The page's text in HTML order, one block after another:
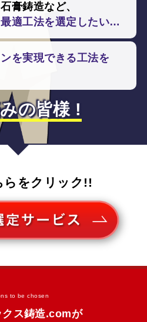
石膏鋳造など、
最適工法を選定したい…
を実現できる工法を
の皆様 !
らをクリック!!
to be chosen
クス鋳造.comが